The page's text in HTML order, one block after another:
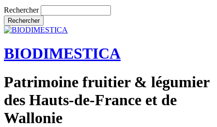
Rechercher
BIODIMESTICA
Patrimoine fruitier & légumier
des Hauts-de-France et de
Wallonie